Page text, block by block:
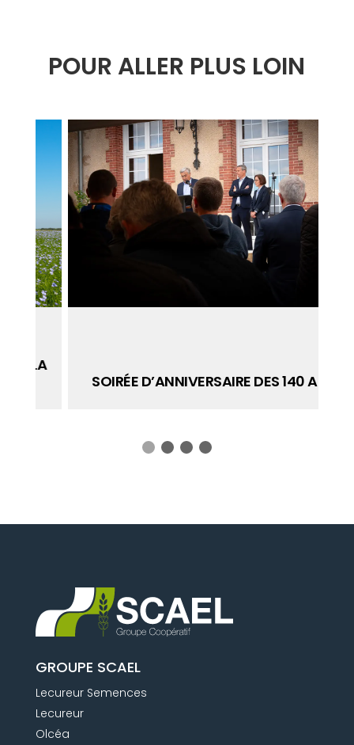
POUR ALLER PLUS LOIN
SOIRÉE D’ANNIVERSAIRE DES 140 ANS
GROUPE SCAEL
Lecureur Semences
Lecureur
Olcéa